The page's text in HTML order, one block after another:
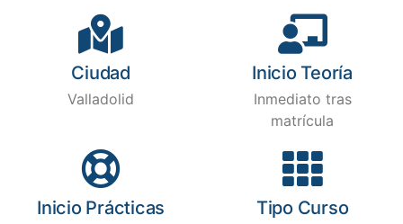
Ciudad
Valladolid
Inicio Teoría
Inmediato tras
matrícula
Inicio Prácticas Tipo Curso